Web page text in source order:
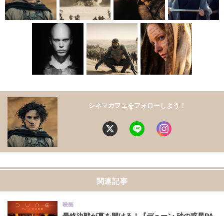
シネマカフェをフォローしよう！
関連記事
映画